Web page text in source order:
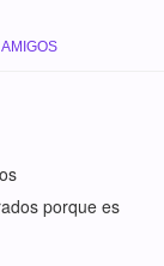
AMIGOS
porque es